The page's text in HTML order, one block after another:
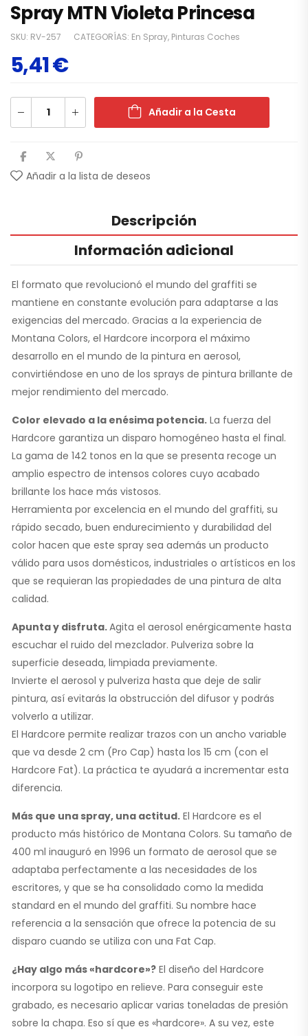
Spray MTN Violeta Princesa
SKU: RV-257 CATEGORÍAS: En Spray, Pinturas Coches
5,41€
Añadir a la Cesta
Añadir a la lista de deseos
Descripción
Información adicional
El formato que revolucionó el mundo del graffiti se
mantiene en constante evolución para adaptarse a las
exigencias del mercado. Gracias a la experiencia de
Montana Colors, el Hardcore incorpora el máximo
desarrollo en el mundo de la pintura en aerosol,
convirtiéndose en uno de los sprays de pintura brillante de
mejor rendimiento del mercado.
Color elevado a la enésima potencia. La fuerza del
Hardcore garantiza un disparo homogéneo hasta el final.
La gama de 142 tonos en la que se presenta recoge un
amplio espectro de intensos colores cuyo acabado
brillante los hace más vistosos.
Herramienta por excelencia en el mundo del graffiti, su
rápido secado, buen endurecimiento y durabilidad del
color hacen que este spray sea además un producto
válido para usos domésticos, industriales o artísticos en los
que se requieran las propiedades de una pintura de alta
calidad.
Apunta y disfruta.Agita el aerosol enérgicamente hasta
escuchar el ruido del mezclador. Pulveriza sobre la
superficie deseada, limpiada previamente.
Invierte el aerosol y pulveriza hasta que deje de salir
pintura, así evitarás la obstrucción del difusor y podrás
volverlo a utilizar.
El Hardcore permite realizar trazos con un ancho variable
que va desde 2 cm (Pro Cap) hasta los 15 cm (con el
Hardcore Fat). La práctica te ayudará a incrementar esta
diferencia.
Más que una spray, una actitud. El Hardcore es el
producto más histórico de Montana Colors. Su tamaño de
400 ml inauguró en 1996 un formato de aerosol que se
adaptaba perfectamente a las necesidades de los
escritores, y que se ha consolidado como la medida
standard en el mundo del graffiti. Su nombre hace
referencia a la sensación que ofrece la potencia de su
disparo cuando se utiliza con una Fat Cap.
¿Hay algo más «hardcore»? El diseño del Hardcore
incorpora su logotipo en relieve. Para conseguir este
grabado, es necesario aplicar varias toneladas de presión
sobre la chapa. Eso sí que es «hardcore». A su vez, este